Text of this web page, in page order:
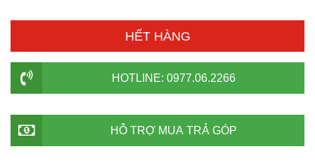
HẾT HÀNG
HOTLINE: 0977.06.2266
HỖ TRỢ MUA TRẢ GÓP